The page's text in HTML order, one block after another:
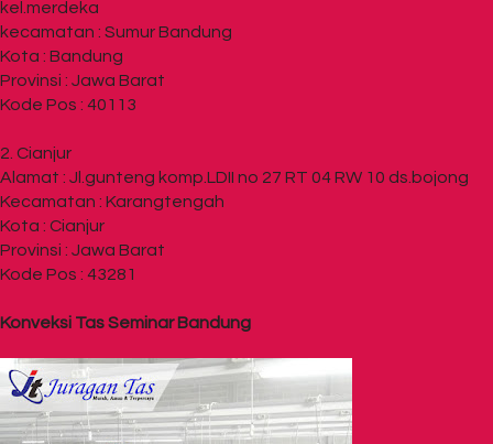
kel.merdeka
kecamatan : Sumur Bandung
Kota : Bandung
Provinsi : Jawa Barat
Kode Pos : 40113
2. Cianjur
Alamat : Jl.gunteng komp.LDII no 27 RT 04 RW 10 ds.bojong
Kecamatan : Karangtengah
Kota : Cianjur
Provinsi : Jawa Barat
Kode Pos : 43281
Konveksi Tas Seminar Bandung